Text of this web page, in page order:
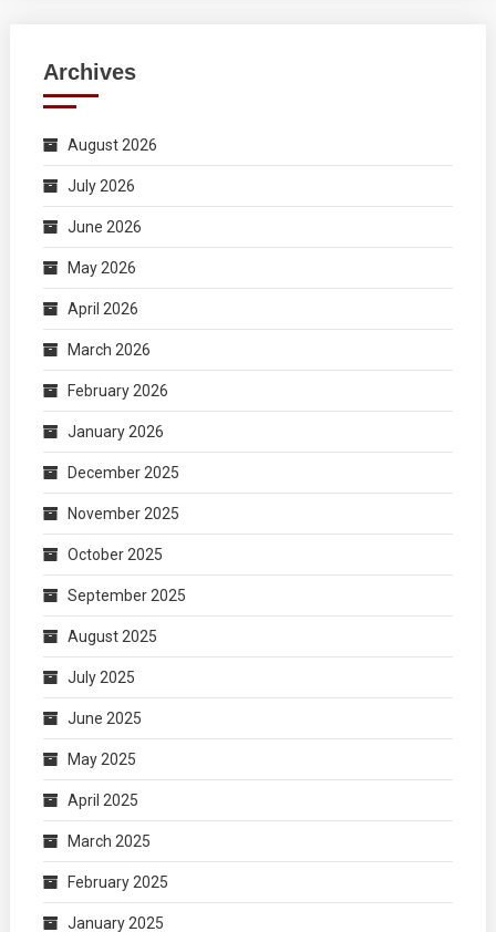
Archives
August 2026
July 2026
June 2026
May 2026
April 2026
March 2026
February 2026
January 2026
December 2025
November 2025
October 2025
September 2025
August 2025
July 2025
June 2025
May 2025
April 2025
March 2025
February 2025
January 2025